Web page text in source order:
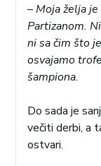
– Moja želja
Partizanom.
ni sa čim što
osvajamo
šampiona.
Do sada je
večiti derbi, a
ostvari.